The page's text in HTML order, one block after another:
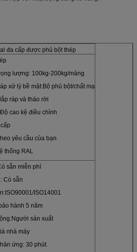
đa cấp được phủ bột thép
lượng: 100kg-200kg/mảng
xử lý bề mặt:Bộ phủ bột/chất mạ
ráp và tháo rời
cao kệ điều chỉnh
yêu cầu của bạn
thống RAL
sẵn miễn phí
Có sẵn
ISO14001
hành 5 năm
sản xuất
nhà máy
ứng: 30 phút.